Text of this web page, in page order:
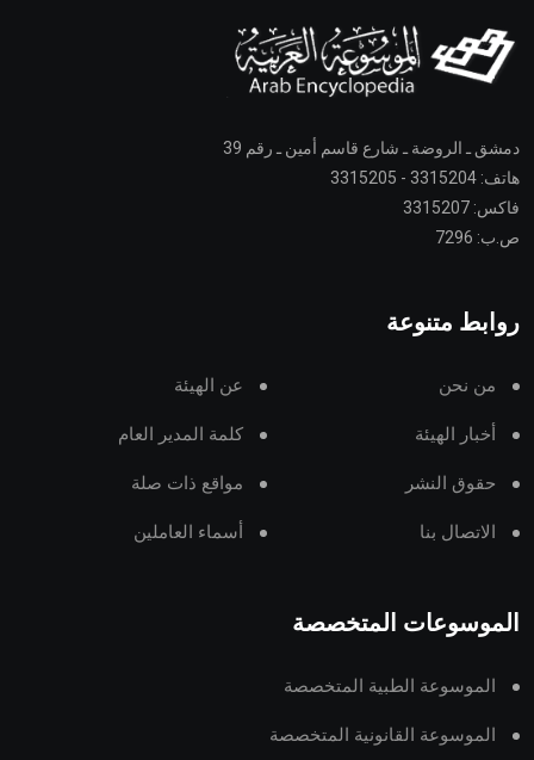
دمشق ـ الروضة ـ شارع قاسم أمين ـ رقم 39
هاتف: 3315204 - 3315205
فاكس: 3315207
ص.ب: 7296
روابط متنوعة
من نحن عن الهيئة
أخبار الهيئة كلمة المدير العام
حقوق النشر مواقع ذات صلة
الاتصال بنا أسماء العاملين
الموسوعات المتخصصة
الموسوعة الطبية المتخصصة
الموسوعة القانونية المتخصصة